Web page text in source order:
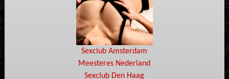
Sexclub Amsterdam
Meesteres Nederland
Sexclub Den Haag